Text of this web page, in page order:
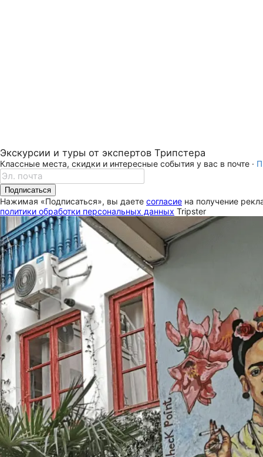
Экскурсии и туры от экспертов Трипстера
Классные места, скидки и интересные события у вас в почте ·
Подписаться
Нажимая «Подписаться», вы даете согласие на получение
политики обработки персональных данных Tripster